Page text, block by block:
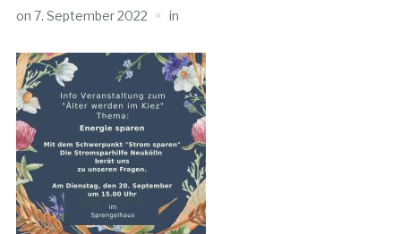
on 7. September 2022 in